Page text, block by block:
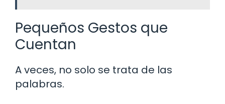
Pequeños Gestos que
Cuentan
A veces, no solo se trata de las
palabras.